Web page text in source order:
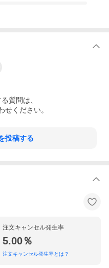
少の擦れがあります
があります
ショルダーストラップはあり
あります
げがあります
質問は、
せください。
投稿する
注文キャンセル発生率
5.00％
注文キャンセル発生率とは？